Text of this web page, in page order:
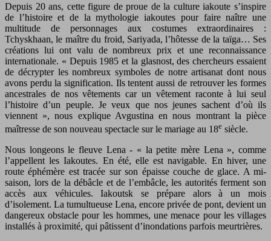
Depuis 20 ans, cette figure de proue de la culture iakoute s’inspire
de l’histoire et de la mythologie iakoutes pour faire naître une
multitude de personnages aux costumes extraordinaires :
Tchyskhaan, le maître du froid, Sariyada, l’hôtesse de la taïga… Ses
créations lui ont valu de nombreux prix et une reconnaissance
internationale. « Depuis 1985 et la glasnost, des chercheurs essaient
de décrypter les nombreux symboles de notre artisanat dont nous
avons perdu la signification. Ils tentent aussi de retrouver les formes
ancestrales de nos vêtements car un vêtement raconte à lui seul
l’histoire d’un peuple. Je veux que nos jeunes sachent d’où ils
viennent », nous explique Avgustina en nous montrant la pièce
maîtresse de son nouveau spectacle sur le mariage au 18e siècle.
Nous longeons le fleuve Lena - « la petite mère Lena », comme
l’appellent les Iakoutes. En été, elle est navigable. En hiver, une
route éphémère est tracée sur son épaisse couche de glace. A mi-
saison, lors de la débâcle et de l’embâcle, les autorités ferment son
accès aux véhicules. Iakoutsk se prépare alors à un mois
d’isolement. La tumultueuse Lena, encore privée de pont, devient un
dangereux obstacle pour les hommes, une menace pour les villages
installés à proximité, qui pâtissent d’inondations parfois meurtrières.